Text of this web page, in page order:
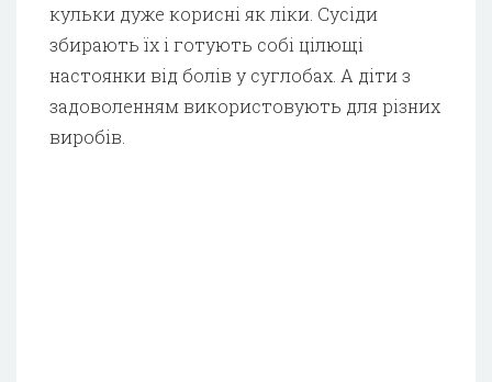
кульки дуже корисні як ліки. Сусіди
збирають їх і готують собі цілющі
настоянки від болів у суглобах. А діти з
задоволенням використовують для різних
виробів.